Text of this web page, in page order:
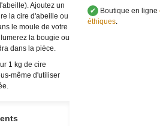
Ajoutez un
la cire d'abeille ou
le moule de votre
la bougie ou
dans la pièce.
1 kg de cire
même d'utiliser
✔ Boutique en ligne
éthiques.